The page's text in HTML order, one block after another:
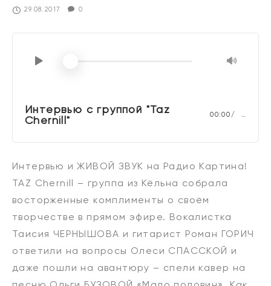
29.08.2017 0
Интервью с группой "Taz
Chernill"
00:00 …
Интервью и ЖИВОЙ ЗВУК на Радио Картина!
TAZ Chernill – группа из Кёльна собрала
восторженные комплименты о своём
творчестве в прямом эфире. Вокалистка
Таисия ЧЕРНЫШОВА и гитарист Роман ГОРИЧ
ответили на вопросы Олеси СПАССКОЙ и
даже пошли на авантюру – спели кавер на